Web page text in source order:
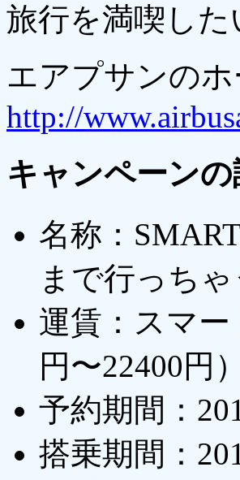
旅行を満喫し
エアプサンの
http://
キャンペーンの
名称：
まで行っちゃ
運賃：スマー
円〜22400円）
予約期間：
搭乗期間：